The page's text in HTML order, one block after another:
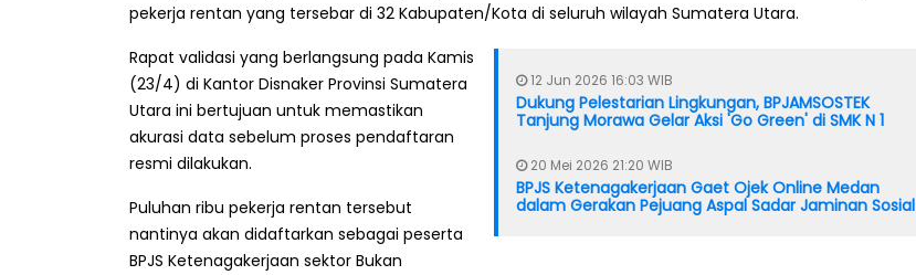
pekerja rentan yang tersebar di 32 Kabupaten/Kota di seluruh wilayah Sumatera Utara.
12 Jun 2026 16:03 WIB
Dukung Pelestarian Lingkungan, BPJAMSOSTEK
Tanjung Morawa Gelar Aksi 'Go Green' di SMK N 1
20 Mei 2026 21:20 WIB
BPJS Ketenagakerjaan Gaet Ojek Online Medan
dalam Gerakan Pejuang Aspal Sadar Jaminan Sosial
Rapat validasi yang berlangsung pada Kamis
(23/4) di Kantor Disnaker Provinsi Sumatera
Utara ini bertujuan untuk memastikan
akurasi data sebelum proses pendaftaran
resmi dilakukan.
Puluhan ribu pekerja rentan tersebut
nantinya akan didaftarkan sebagai peserta
BPJS Ketenagakerjaan sektor Bukan